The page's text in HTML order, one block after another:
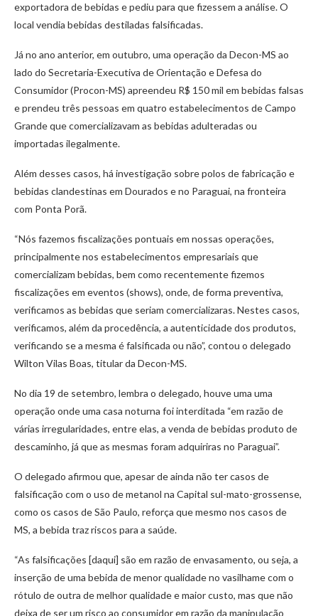
exportadora de bebidas e pediu para que fizessem a análise. O
local vendia bebidas destiladas falsificadas.
Já no ano anterior, em outubro, uma operação da Decon-MS ao
lado do Secretaria-Executiva de Orientação e Defesa do
Consumidor (Procon-MS) apreendeu R$ 150 mil em bebidas falsas
e prendeu três pessoas em quatro estabelecimentos de Campo
Grande que comercializavam as bebidas adulteradas ou
importadas ilegalmente.
Além desses casos, há investigação sobre polos de fabricação e
bebidas clandestinas em Dourados e no Paraguai, na fronteira
com Ponta Porã.
“Nós fazemos fiscalizações pontuais em nossas operações,
principalmente nos estabelecimentos empresariais que
comercializam bebidas, bem como recentemente fizemos
fiscalizações em eventos (shows), onde, de forma preventiva,
verificamos as bebidas que seriam comercializaras. Nestes casos,
verificamos, além da procedência, a autenticidade dos produtos,
verificando se a mesma é falsificada ou não”, contou o delegado
Wilton Vilas Boas, titular da Decon-MS.
No dia 19 de setembro, lembra o delegado, houve uma uma
operação onde uma casa noturna foi interditada “em razão de
várias irregularidades, entre elas, a venda de bebidas produto de
descaminho, já que as mesmas foram adquiriras no Paraguai”.
O delegado afirmou que, apesar de ainda não ter casos de
falsificação com o uso de metanol na Capital sul-mato-grossense,
como os casos de São Paulo, reforça que mesmo nos casos de
MS, a bebida traz riscos para a saúde.
“As falsificações [daqui] são em razão de envasamento, ou seja, a
inserção de uma bebida de menor qualidade no vasilhame com o
rótulo de outra de melhor qualidade e maior custo, mas que não
deixa de ser um risco ao consumidor em razão da manipulação